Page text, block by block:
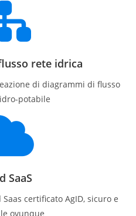
rete idrica
di diagrammi di flusso
potabile
SaaS
certificato AgID, sicuro e
ovunque